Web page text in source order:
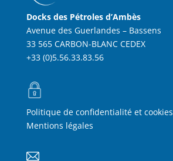
Docks des Pétroles d’Ambès
Avenue des Guerlandes – Bassens
33 565 CARBON-BLANC CEDEX
+33 (0)5.56.33.83.56
Politique de confidentialité et cookies
Mentions légales